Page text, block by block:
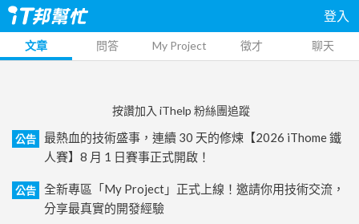
登入
文章 問答 My Project 徵才 聊天
按讚加入 iThelp 粉絲團追蹤
公告
最熱血的技術盛事，連續 30 天的修煉【2026 iThome 鐵
人賽】8 月 1 日賽事正式開啟！
公告
全新專區「My Project」正式上線！邀請你用技術交流，
分享最真實的開發經驗